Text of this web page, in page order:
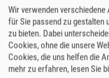
Infotafeln, die von
wurden. / Grafik:
Die Obstallee
eines Artikels im
Wir verwenden
für Sie passend zu gestalten
zu bieten. Dabei
Cookies, ohne die unsere
Cookies, die uns helfen die
mehr zu erfahren, lesen Sie